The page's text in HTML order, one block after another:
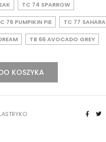
TC 74 SPARROW
76 PUMPIKIN PIE TC 77 SAHARA
TB 66 AVOCADO GREY
KOSZYKA
LASTRYKO